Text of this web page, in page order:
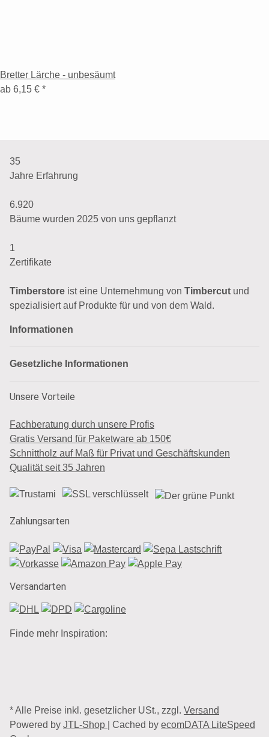
Bretter Lärche - unbesäumt
ab 6,15 € *
35
Jahre Erfahrung
6.920
Bäume wurden 2025 von uns gepflanzt
1
Zertifikate
Timberstore ist eine Unternehmung von Timbercut und
spezialisiert auf Produkte für und von dem Wald.
Informationen
Gesetzliche Informationen
Unsere Vorteile
Fachberatung durch unsere Profis
Gratis Versand für Paketware ab 150€
Schnittholz auf Maß für Privat und Geschäftskunden
Qualität seit 35 Jahren
Zahlungsarten
Versandarten
Finde mehr Inspiration:
* Alle Preise inkl. gesetzlicher USt., zzgl. Versand
Powered by JTL-Shop | Cached by ecomDATA LiteSpeed